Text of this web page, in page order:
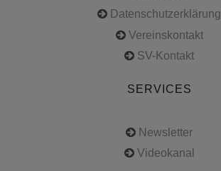
Datenschutzerklärung
Vereinskontakt
SV-Kontakt
SERVICES
Newsletter
Videokanal